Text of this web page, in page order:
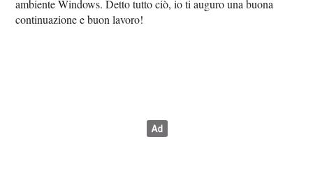
ambiente Windows. Detto tutto ciò, io ti auguro una buona
continuazione e buon lavoro!